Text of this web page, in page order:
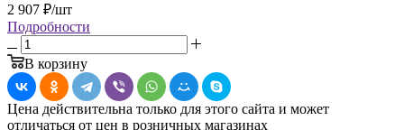
2 907 ₽/шт
Подробности
В корзину
Цена действительна только для этого сайта и может
отличаться от цен в розничных магазинах